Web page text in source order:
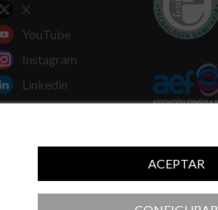
ACEPTAR
X
YouTube
Instagram
Linkedin
recomendaciones de su médico.